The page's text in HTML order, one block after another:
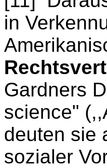
in
Gardners
science"
deuten sie
sozialer